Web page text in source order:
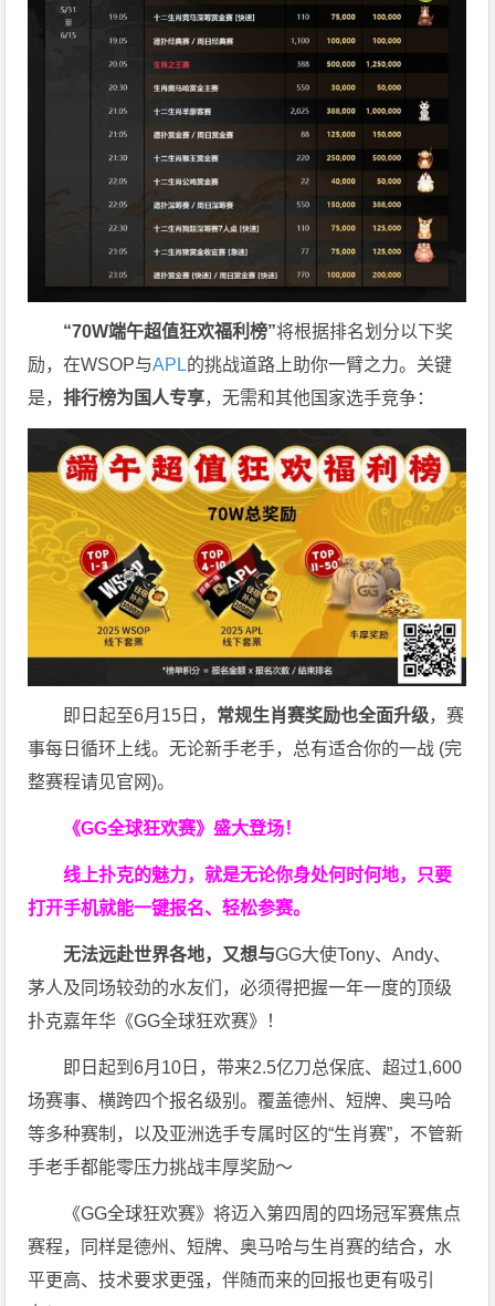
“70W端午超值狂欢福利榜”将根据排名划分以下奖
励，在WSOP与APL的挑战道路上助你一臂之力。 关键
是，排行榜为国人专享，无需和其他国家选手竞争：
即日起至6月15日， 常规生肖赛奖励也全面升级，赛
事每日循环上线。无论新手老手，总有适合你的一战 (完
整赛程请见官网)。
《GG全球狂欢赛》盛大登场！
线上扑克的魅力，就是无论你身处何时何地，只要
打开手机就能一键报名、轻松参赛。
无法远赴世界各地，又想与GG大使Tony、Andy、
茅人及同场较劲的水友们，必须得把握一年一度的顶级
扑克嘉年华《GG全球狂欢赛》！
即日起到6月10日，带来2.5亿刀总保底、超过1,600
场赛事、横跨四个报名级别。覆盖德州、短牌、奥马哈
等多种赛制，以及亚洲选手专属时区的“生肖赛”，不管新
手老手都能零压力挑战丰厚奖励～
《GG全球狂欢赛》将迈入第四周的四场冠军赛焦点
赛程，同样是德州、短牌、奥马哈与生肖赛的结合，水
平更高、技术要求更强，伴随而来的回报也更有吸引